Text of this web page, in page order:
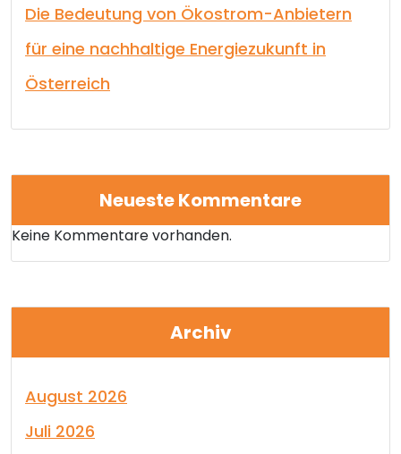
Die Bedeutung von Ökostrom-Anbietern
für eine nachhaltige Energiezukunft in
Österreich
Neueste Kommentare
Keine Kommentare vorhanden.
Archiv
August 2026
Juli 2026